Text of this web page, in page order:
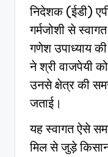
निदेशक (ईडी)
गर्मजोशी से
गणेश उपाध्याय
ने श्री वाजपेयी
उनसे क्षेत्र की
जताई।
यह स्वागत ऐसे
मिल से जुड़े